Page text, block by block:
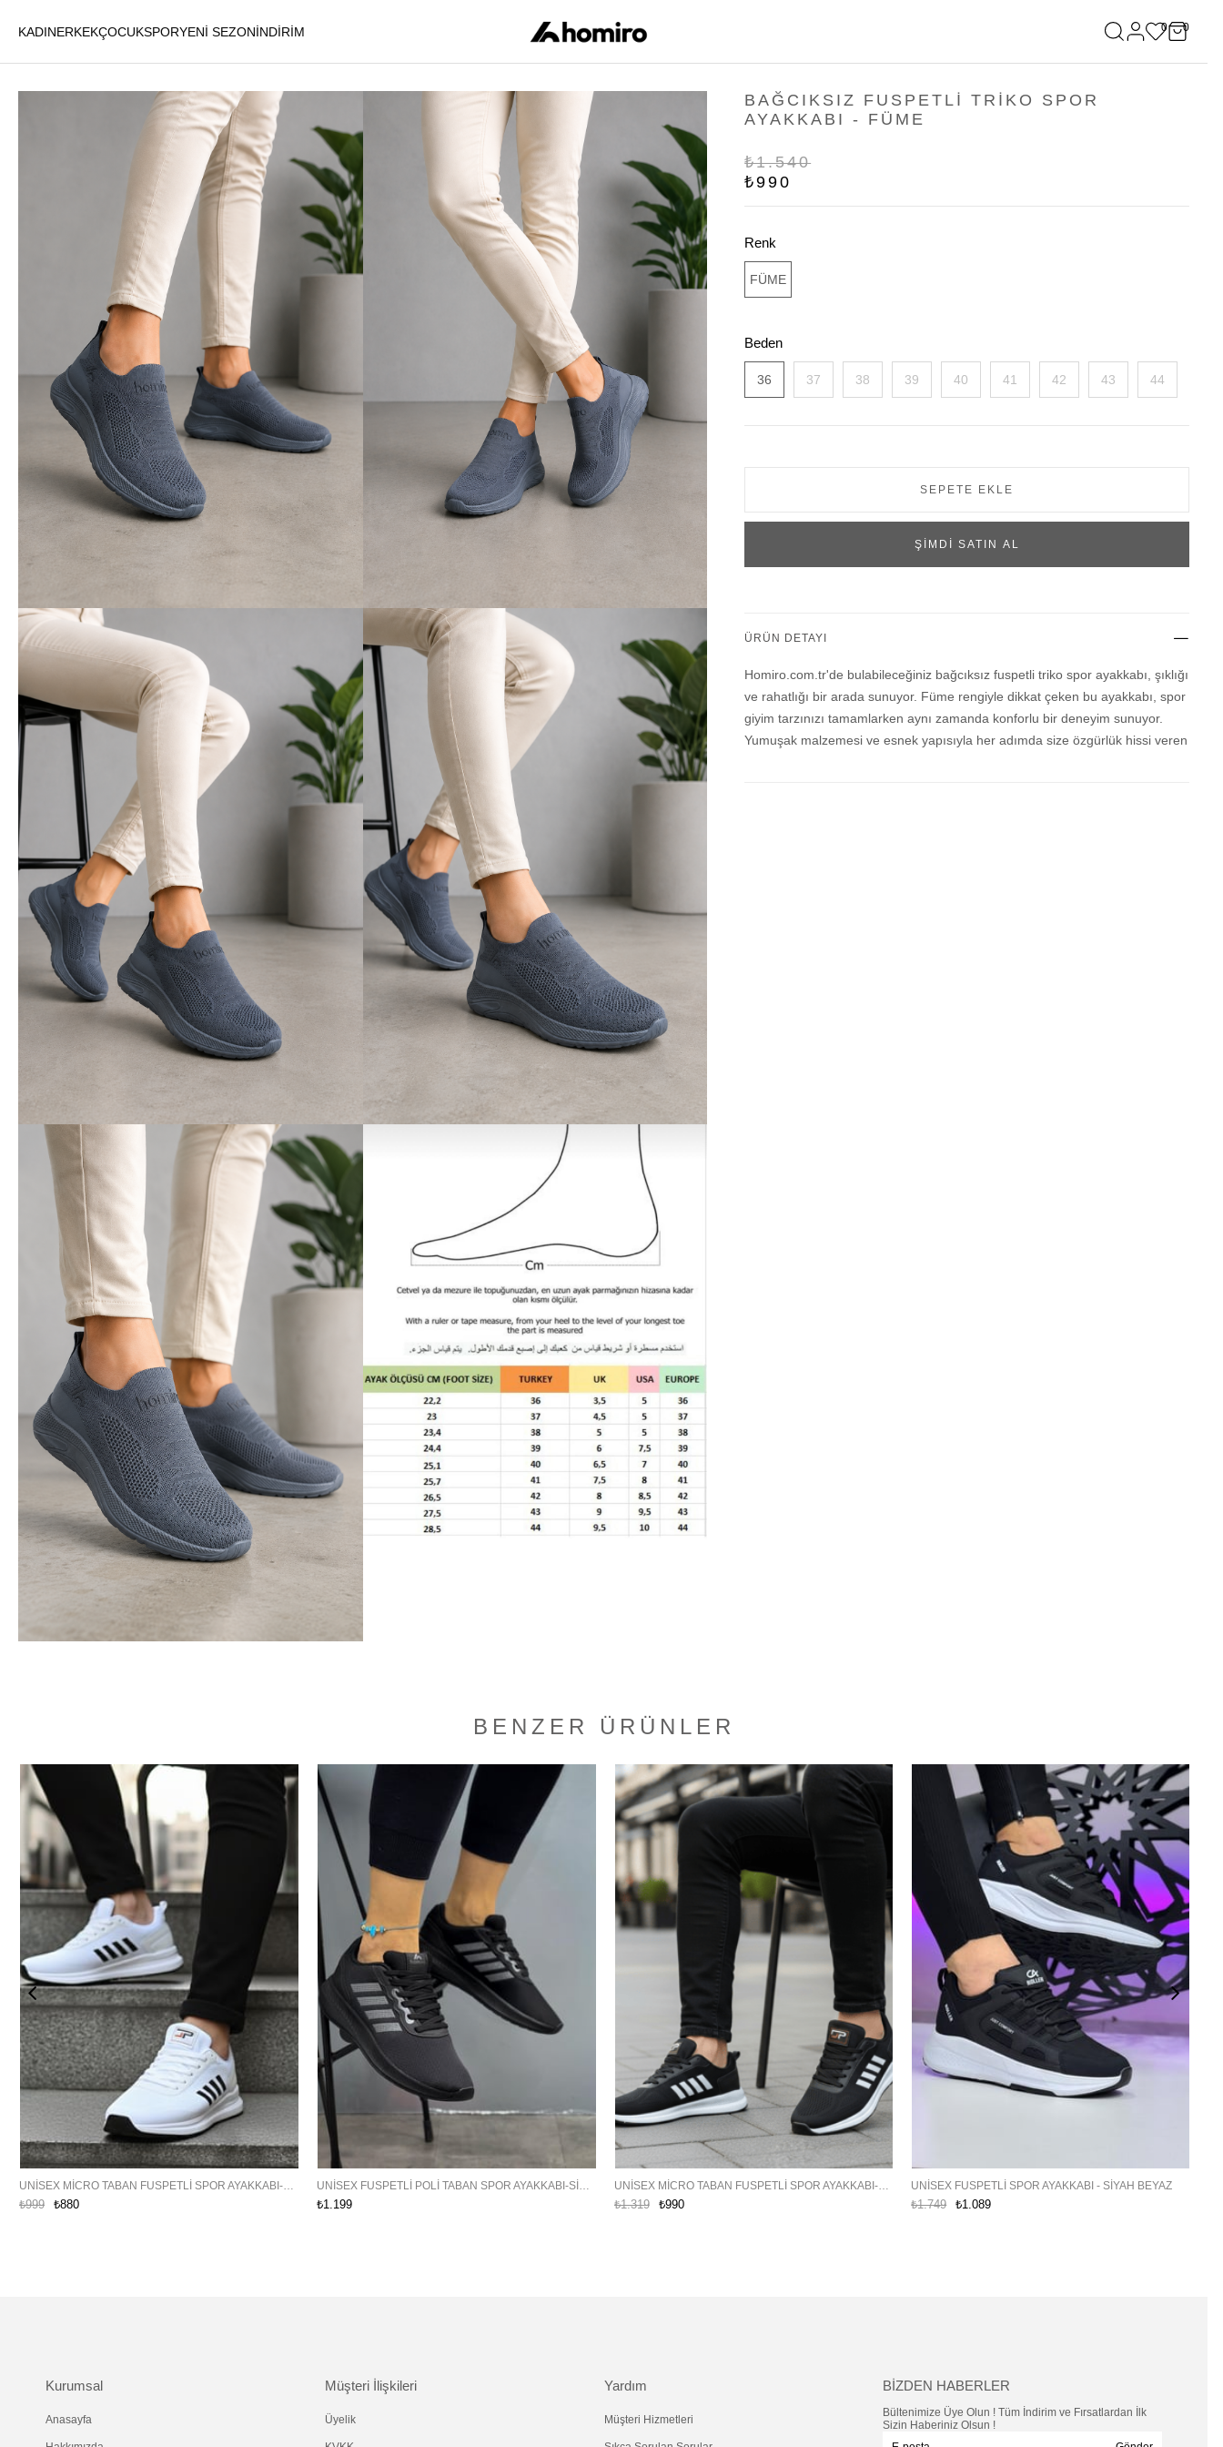
KADINERKEKÇOCUKSPORYENİ SEZONİNDİRİM 0 0
BAĞCIKSIZ FUSPETLI TRIKO SPOR
AYAKKABI - FÜME
₺1.540
₺990
Renk
FÜME
Beden
36 37 38 39 40 41 42 43 44
ÜRÜN DETAYI
Homiro.com.tr'de bulabileceğiniz bağcıksız fuspetli triko spor ayakkabı, şıklığı
ve rahatlığı bir arada sunuyor. Füme rengiyle dikkat çeken bu ayakkabı, spor
giyim tarzınızı tamamlarken aynı zamanda konforlu bir deneyim sunuyor.
Yumuşak malzemesi ve esnek yapısıyla her adımda size özgürlük hissi veren
BENZER ÜRÜNLER
UNISEX MICRO TABAN FUSPETLI SPOR AYAKKABI-BEYAZ-SIYAH
₺880
₺999
UNISEX FUSPETLI POLI TABAN SPOR AYAKKABI-SIYAH-FÜME
₺1.199
UNISEX MICRO TABAN FUSPETLI SPOR AYAKKABI-SIYAH-BEYAZ
₺990
₺1.319
UNISEX FUSPETLI SPOR AYAKKABI - SIYAH BEYAZ
₺1.089
₺1.749
Kurumsal
Anasayfa
Müşteri İlişkileri
Üyelik
Yardım
Müşteri Hizmetleri
BİZDEN HABERLER
Bültenimize Üye Olun ! Tüm İndirim ve Fırsatlardan İlk
Sizin Haberiniz Olsun !